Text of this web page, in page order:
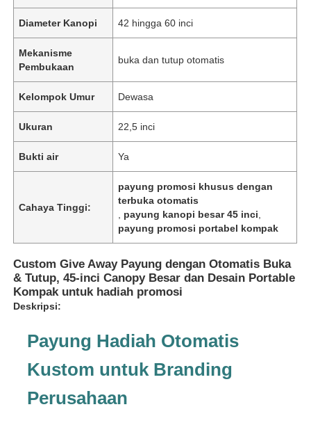
Diameter Kanopi 42 hingga 60 inci
Mekanisme
Pembukaan
buka dan tutup otomatis
Kelompok Umur Dewasa
Ukuran 22,5 inci
Bukti air Ya
Cahaya Tinggi:
payung promosi khusus dengan
terbuka otomatis
payung kanopi besar 45 inci
payung promosi portabel kompak
Custom Give Away Payung dengan Otomatis Buka
& Tutup, 45-inci Canopy Besar dan Desain Portable
Kompak untuk hadiah promosi
Deskripsi:
Payung Hadiah Otomatis
Kustom untuk Branding
Perusahaan